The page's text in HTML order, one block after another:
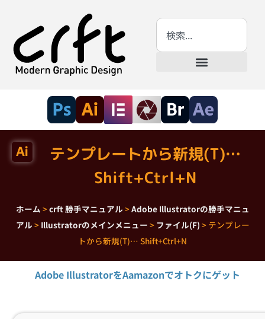
テンプレートから新規(T)…
Shift+Ctrl+N
ホーム >crft 勝手マニュアル >Adobe Illustratorの勝手マニュ
アル > Illustratorのメインメニュー > ファイル(F) > テンプレー
トから新規(T)… Shift+Ctrl+N
Adobe IllustratorをAamazonでオトクにゲット